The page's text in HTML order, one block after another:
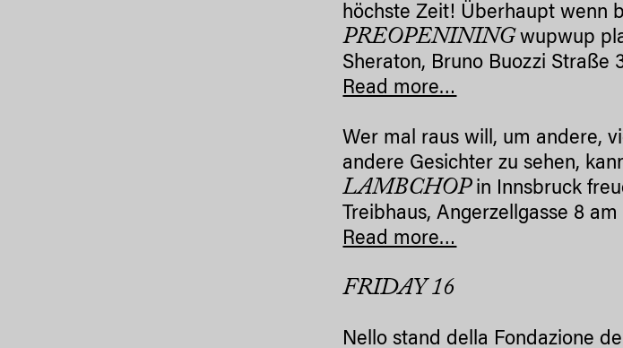
höchste Zeit! Überhaupt wenn
PREOPENININGwupwup
Sheraton, Bruno Buozzi Straße
Read more…
Wer mal raus will, um andere,
andere Gesichter zu sehen,
LAMBCHOPin Innsbruck
Treibhaus, Angerzellgasse 8
Read more…
FRIDAY 16
Nello stand della Fondazione